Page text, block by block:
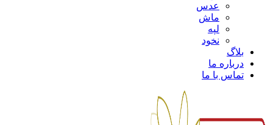
عدس
ماش
لپه
نخود
بلاگ
درباره ما
تماس با ما